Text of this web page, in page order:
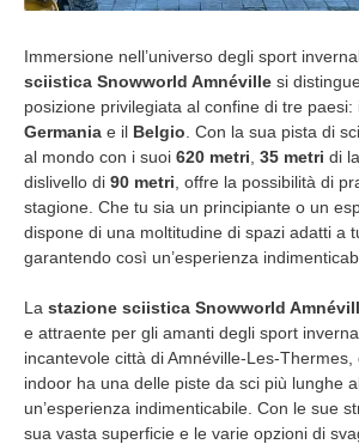
Immersione nell’universo degli sport
sciistica Snowworld Amnéville si
posizione privilegiata al confine di tre paesi:
Germania e il Belgio . Con la sua pista di
al mondo con i suoi 620 metri 35 metri di
dislivello di 90 metri , offre la possibilità di
stagione. Che tu sia un principiante o un
dispone di una moltitudine di spazi adatti a
garantendo così un’esperienza
La stazione sciistica Snowworld
e attraente per gli amanti degli sport
incantevole città di Amnéville-Les-
indoor ha una delle piste da sci più lunghe
un’esperienza indimenticabile. Con le sue
sua vasta superficie e le varie opzioni di